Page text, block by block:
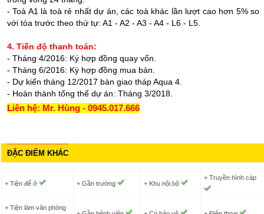
- Toà A1 là toà rẻ nhất dự án, các toà khác lần lượt cao hơn 5% so
với tòa trước theo thứ tự: A1 - A2 - A3 - A4 - L6 - L5.
4. Tiến độ thanh toán:
- Tháng 4/2016: Ký hợp đồng quay vốn.
- Tháng 6/2016: Ký hợp đồng mua bán.
- Dự kiến tháng 12/2017 bàn giao tháp Aqua 4.
- Hoàn thành tổng thể dự án: Tháng 3/2018.
Liên hệ: Mr. Hùng - 0945.017.666
ĐẶC ĐIỂM KHÁC
+ Tiện để ở + Gần trường + Khu nội bộ
+ Truyền hình cáp
+ Tiện làm văn phòng